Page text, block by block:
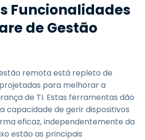
Funcionalidades
de Gestão
remota está repleto de
para melhorar a
de TI. Estas ferramentas dão
capacidade de gerir dispositivos
eficaz, independentemente da
estão as principais